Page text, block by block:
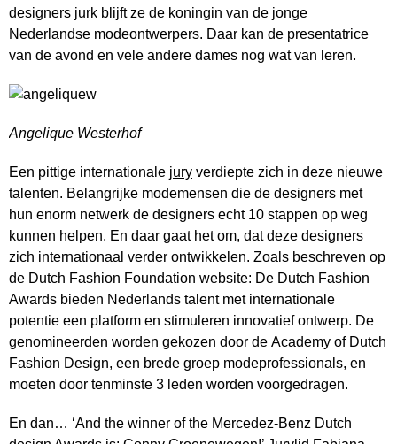
designers jurk blijft ze de koningin van de jonge
Nederlandse modeontwerpers. Daar kan de presentatrice
van de avond en vele andere dames nog wat van leren.
Angelique Westerhof
Een pittige internationale jury verdiepte zich in deze nieuwe
talenten. Belangrijke modemensen die de designers met
hun enorm netwerk de designers echt 10 stappen op weg
kunnen helpen. En daar gaat het om, dat deze designers
zich internationaal verder ontwikkelen. Zoals beschreven op
de Dutch Fashion Foundation website: De Dutch Fashion
Awards bieden Nederlands talent met internationale
potentie een platform en stimuleren innovatief ontwerp. De
genomineerden worden gekozen door de Academy of Dutch
Fashion Design, een brede groep modeprofessionals, en
moeten door tenminste 3 leden worden voorgedragen.
En dan… ‘And the winner of the Mercedez-Benz Dutch